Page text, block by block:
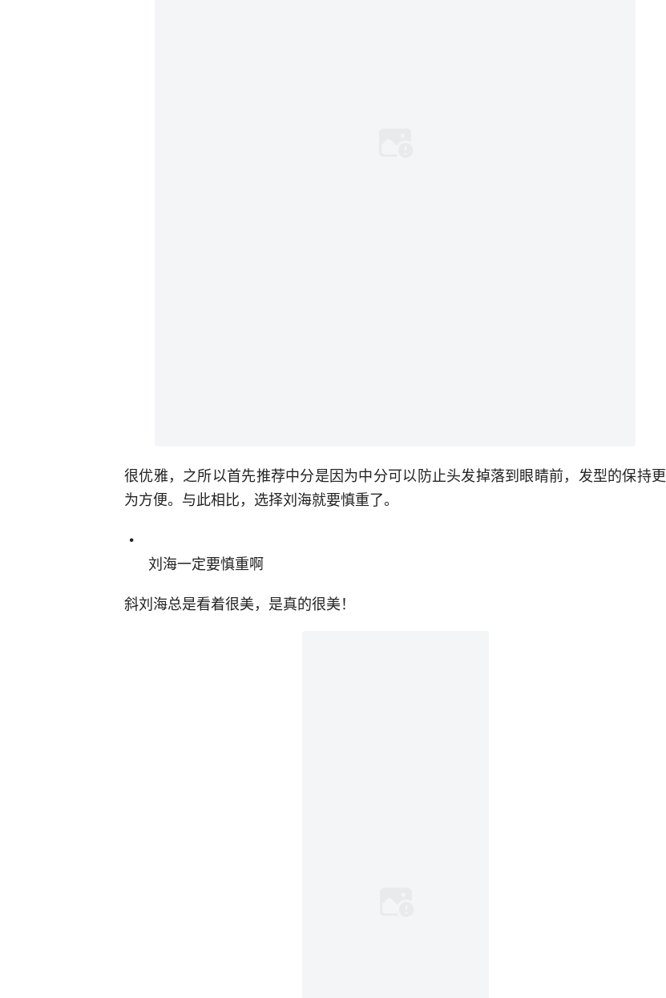
很优雅，之所以首先推荐中分是因为中分可以防止头发掉落到眼睛前，发型的保持更
为方便。与此相比，选择刘海就要慎重了。
刘海一定要慎重啊
斜刘海总是看着很美，是真的很美！